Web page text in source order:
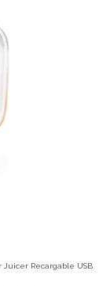
Juicer Recargable USB